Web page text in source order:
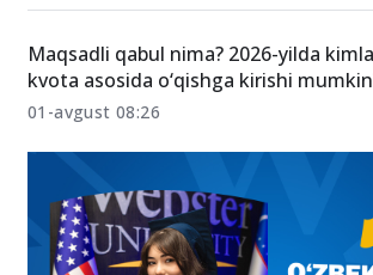
Maqsadli qabul nima? 2026-yilda
kvota asosida o‘qishga kirishi
01-avgust 08:26